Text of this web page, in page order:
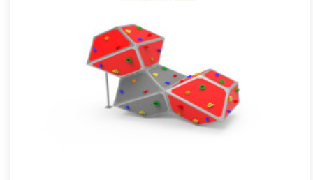
Structure d'escalade pour aménagements extérieurs, le module
de grimpe urbaine BBox3 se démarque par son caractère à la
fois ..
Offre partenaire